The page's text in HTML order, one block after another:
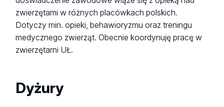
zwierzętami w różnych placówkach polskich.
Dotyczy min. opieki, behawioryzmu oraz treningu
medycznego zwierząt. Obecnie koordynuję pracę w
zwierzętarni UŁ.
Dyżury